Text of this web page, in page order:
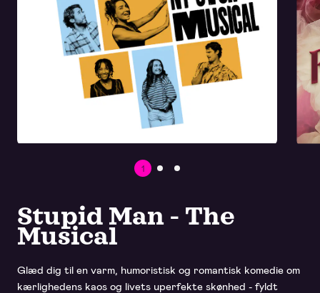
1 2 3
Stupid Man - The
Musical
Glæd dig til en varm, humoristisk og romantisk komedie om
kærlighedens kaos og livets uperfekte skønhed - fyldt